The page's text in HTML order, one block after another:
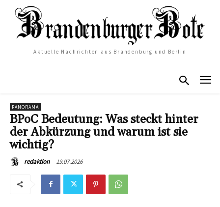
Aktuelle Nachrichten aus Brandenburg und Berlin
PANORAMA
BPoC Bedeutung: Was steckt hinter
der Abkürzung und warum ist sie
wichtig?
redaktion 19.07.2026